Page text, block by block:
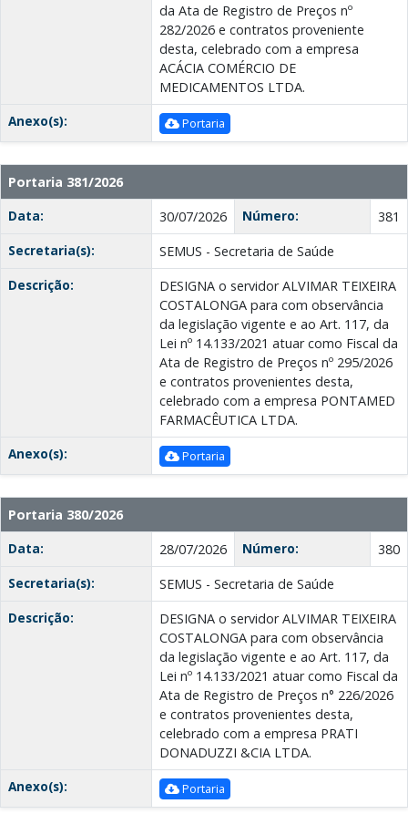
da Ata de Registro de Preços nº
282/2026 e contratos proveniente
desta, celebrado com a empresa
ACÁCIA COMÉRCIO DE
MEDICAMENTOS LTDA.
Anexo(s):
Portaria
Portaria 381/2026
Data:
30/07/2026 Número:
381
Secretaria(s):
SEMUS - Secretaria de Saúde
Descrição:
DESIGNA o servidor ALVIMAR TEIXEIRA
COSTALONGA para com observância
da legislação vigente e ao Art. 117, da
Lei nº 14.133/2021 atuar como Fiscal da
Ata de Registro de Preços nº 295/2026
e contratos provenientes desta,
celebrado com a empresa PONTAMED
FARMACÊUTICА LTDA.
Anexo(s):
Portaria
Portaria 380/2026
Data:
28/07/2026 Número:
380
Secretaria(s):
SEMUS - Secretaria de Saúde
Descrição:
DESIGNA o servidor ALVIMAR TEIXEIRA
COSTALONGA para com observância
da legislação vigente e ao Art. 117, da
Lei nº 14.133/2021 atuar como Fiscal da
Ata de Registro de Preços n° 226/2026
e contratos provenientes desta,
celebrado com a empresa PRATI
DONADUZZI &CIA LTDA.
Anexo(s):
Portaria